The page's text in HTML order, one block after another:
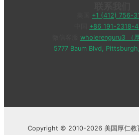
+1 (412) 756-
+86 191-2318-
wholerenguru3 （厚
5777 Baum Blvd,
Copyright © 2010-2026 美国厚仁教